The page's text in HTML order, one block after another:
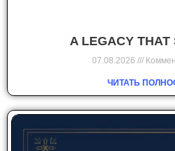
A LEGACY THAT
07.08.2026
ЧИТАТЬ